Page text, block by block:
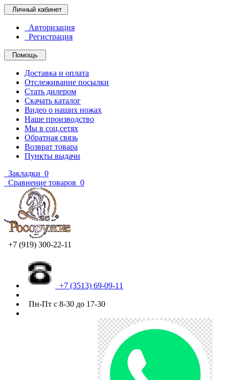
Личный кабинет
Авторизация
Регистрация
Помощь
Доставка и оплата
Отслеживание посылки
Стать дилером
Скачать каталог
Видео о наших ножах
Наше производство
Мы в соц.сетях
Обратная связь
Возврат товара
Пункты выдачи
Закладки 0
Сравнение товаров 0
+7 (919) 300-22-11
+7 (3513) 69-09-11
Пн-Пт с 8-30 до 17-30